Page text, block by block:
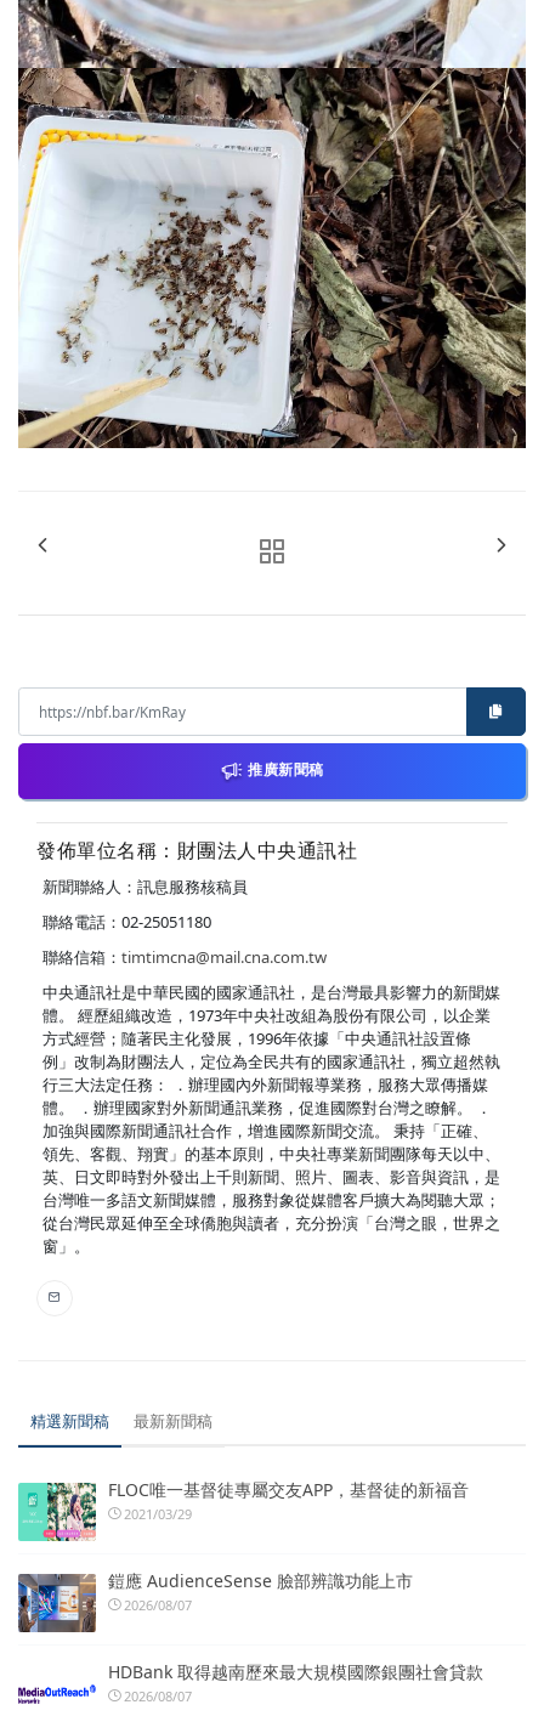
推廣新聞稿
發佈單位名稱：財團法人中央通訊社
新聞聯絡人：訊息服務核稿員
聯絡電話：02-25051180
聯絡信箱： timtimcna@mail.cna.com.tw
中央通訊社是中華民國的國家通訊社，是台灣最具影響力的新聞媒
體。 經歷組織改造，1973年中央社改組為股份有限公司，以企業
方式經營；隨著民主化發展，1996年依據「中央通訊社設置條
例」改制為財團法人，定位為全民共有的國家通訊社，獨立超然執
行三大法定任務： ．辦理國內外新聞報導業務，服務大眾傳播媒
體。 ．辦理國家對外新聞通訊業務，促進國際對台灣之瞭解。 ．
加強與國際新聞通訊社合作，增進國際新聞交流。 秉持「正確、
領先、客觀、翔實」的基本原則，中央社專業新聞團隊每天以中、
英、日文即時對外發出上千則新聞、照片、圖表、影音與資訊，是
台灣唯一多語文新聞媒體，服務對象從媒體客戶擴大為閱聽大眾；
從台灣民眾延伸至全球僑胞與讀者，充分扮演「台灣之眼，世界之
窗」。
精選新聞稿 最新新聞稿
FLOC唯一基督徒專屬交友APP，基督徒的新福音
2021/03/29
鎧應 AudienceSense 臉部辨識功能上市
2026/08/07
HDBank 取得越南歷來最大規模國際銀團社會貸款
2026/08/07